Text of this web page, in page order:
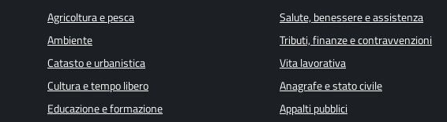
Agricoltura e pesca
Ambiente
Catasto e urbanistica
Cultura e tempo libero
Educazione e formazione
Salute, benessere e assistenza
Tributi, finanze e contravvenzioni
Vita lavorativa
Anagrafe e stato civile
Appalti pubblici